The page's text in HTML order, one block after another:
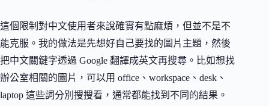
這個限制對中文使用者來說確實有點麻煩，但並不是不
能克服。我的做法是先想好自己要找的圖片主題，然後
把中文關鍵字透過 Google 翻譯成英文再搜尋。比如想找
辦公室相關的圖片，可以用 office、workspace、desk、
laptop 這些詞分別搜搜看，通常都能找到不同的結果。